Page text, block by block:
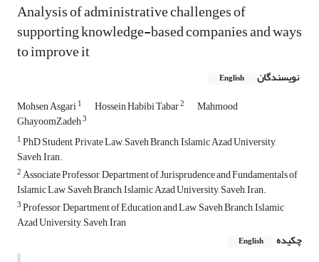
Analysis of administrative challenges of
supporting knowledge-based companies and ways
to improve it
نویسندگان English
Mohsen Asgari1 Hossein Habibi Tabar2 Mahmood
GhayoomZadeh3
1PhD Student, Private Law, Saveh Branch, Islamic Azad University,
Saveh, Iran.
2Associate Professor, Department of Jurisprudence and Fundamentals of
Islamic Law, Saveh Branch, Islamic Azad University, Saveh, Iran.
3Professor, Department of Education and Law, Saveh Branch, Islamic
Azad University, Saveh, Iran
چکیده
English